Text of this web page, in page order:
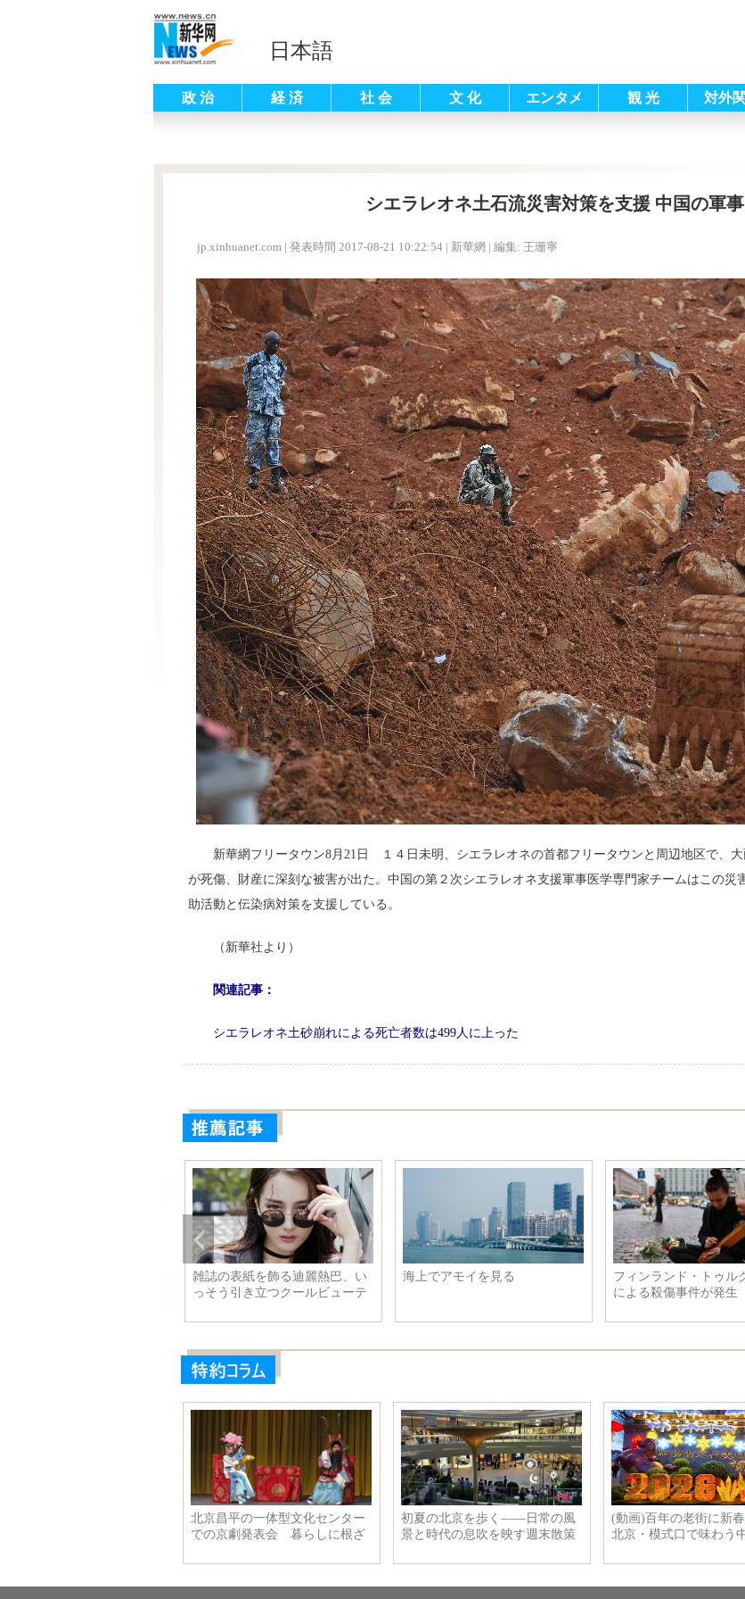
日本語
政 治 経 済 社 会 文 化 エンタメ 観 光 対外
シエラレオネ土石流災害対策を支援 中国の軍
jp.xinhuanet.com | 発表時間 2017-08-21 10:22:54 | 新華網 | 編集: 王珊寧
新華網フリータウン8月21日 １４日未明、シエラレオネの首都フリータウンと周辺地区で、
が死傷、財産に深刻な被害が出た。中国の第２次シエラレオネ支援軍事医学専門家チームはこの災
助活動と伝染病対策を支援している。
（新華社より）
関連記事：
シエラレオネ土砂崩れによる死亡者数は499人に上った
海上でアモイを見る
フィンランド・トゥルクで刃物
による殺傷事件が発生 2人死
第29回東南アジア競技大会がマ
ア
発